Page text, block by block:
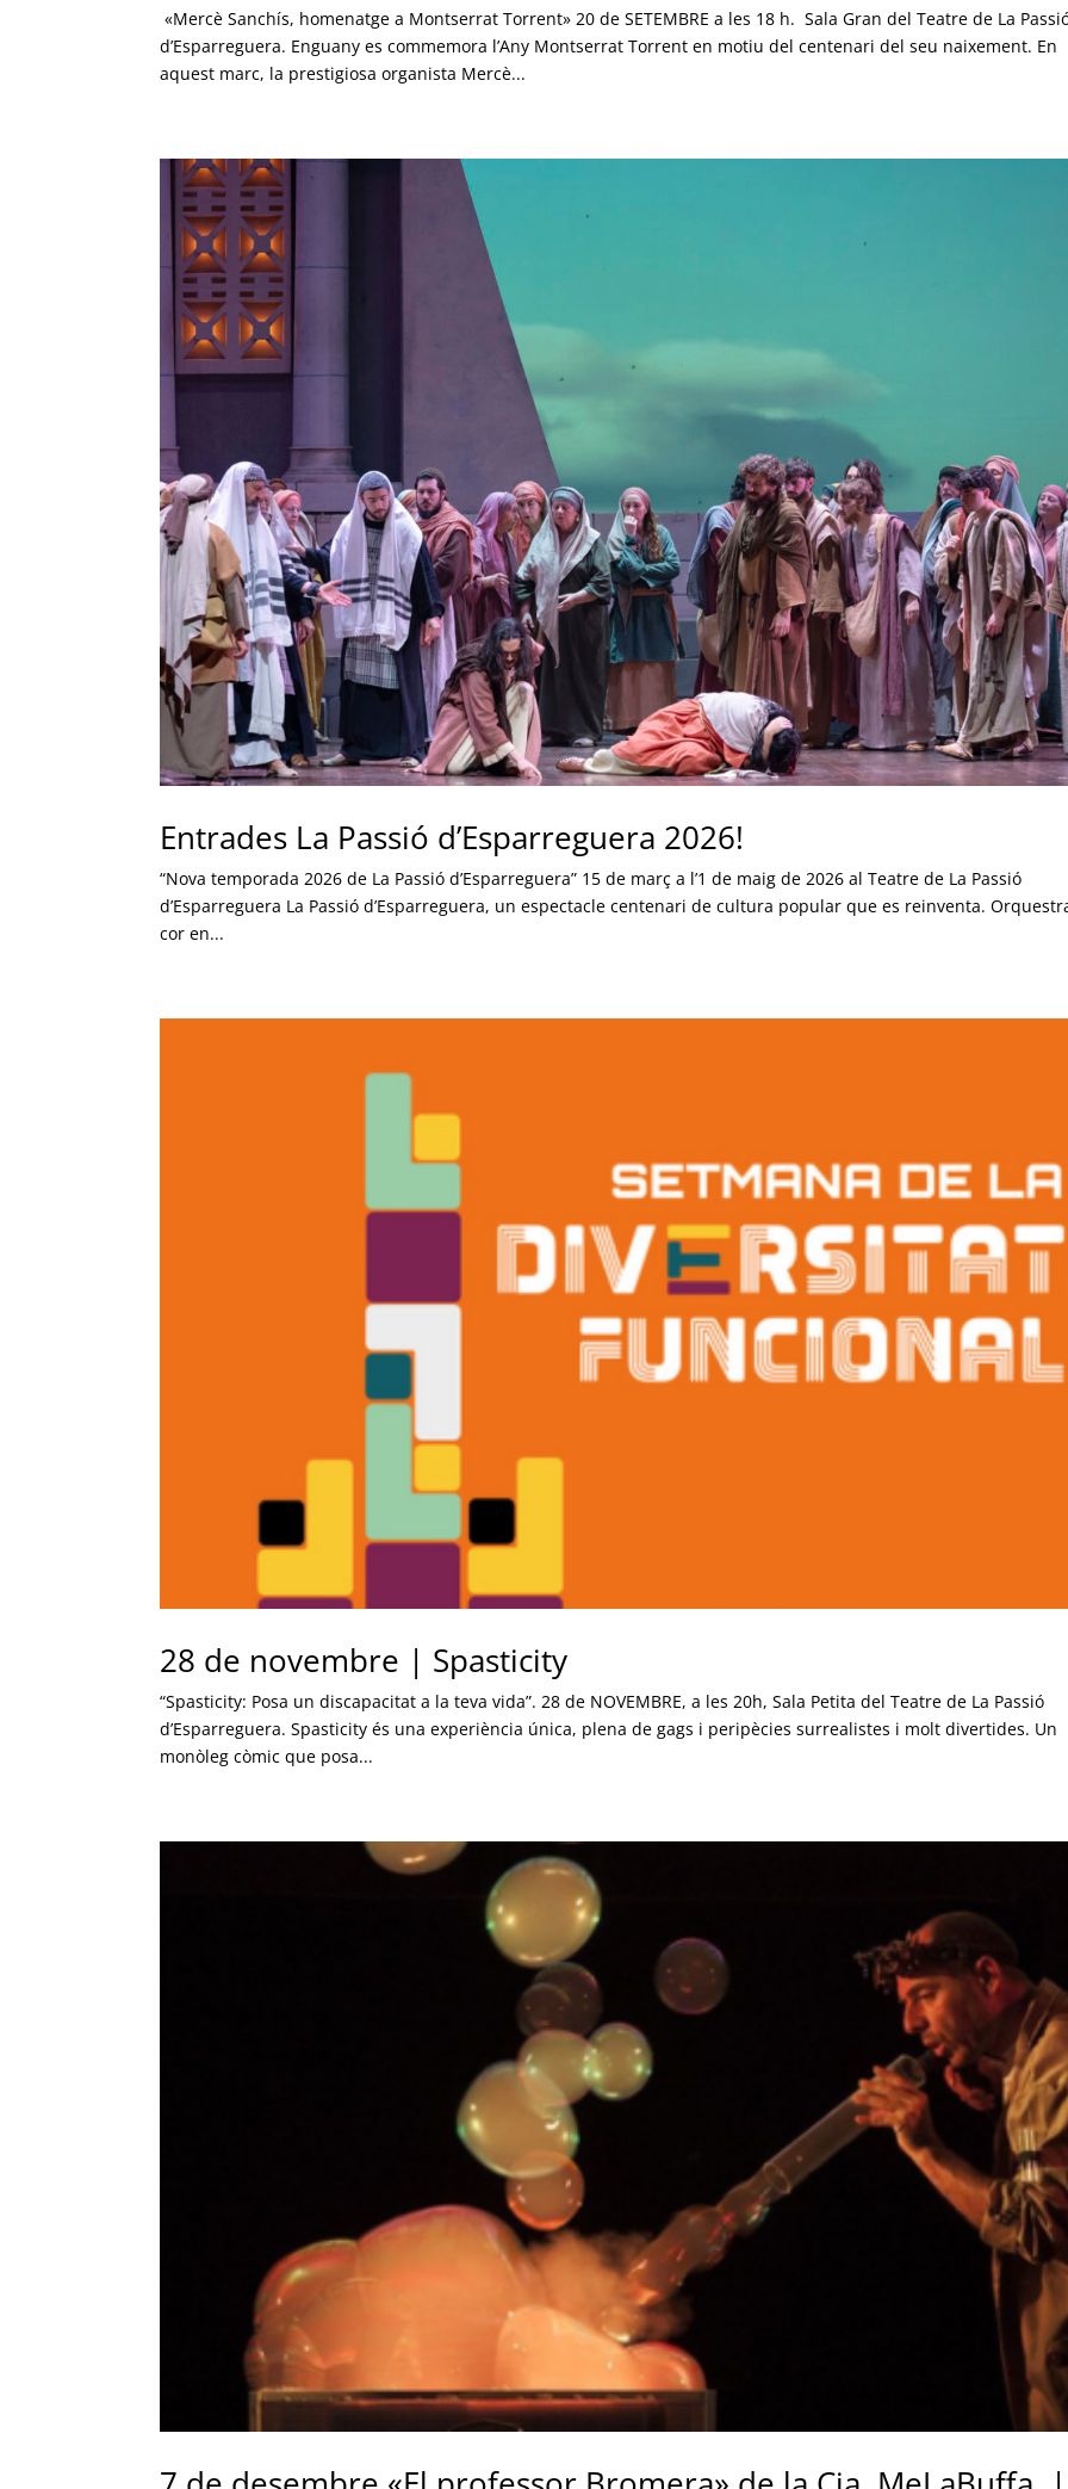
«Mercè Sanchís, homenatge a Montserrat Torrent» 20 de SETEMBRE a les 18 h. Sala Gran del Teatre de La
d’Esparreguera. Enguany es commemora l’Any Montserrat Torrent en motiu del centenari del seu naixement. En
aquest marc, la prestigiosa organista Mercè...
Entrades La Passió d’Esparreguera 2026!
“Nova temporada 2026 de La Passió d’Esparreguera” 15 de març a l’1 de maig de 2026 al Teatre de La Passió
d’Esparreguera La Passió d’Esparreguera, un espectacle centenari de cultura popular que es reinventa.
cor en...
28 de novembre | Spasticity
“Spasticity: Posa un discapacitat a la teva vida”. 28 de NOVEMBRE, a les 20h, Sala Petita del Teatre de La Passió
d’Esparreguera. Spasticity és una experiència única, plena de gags i peripècies surrealistes i molt divertides. Un
monòleg còmic que posa...